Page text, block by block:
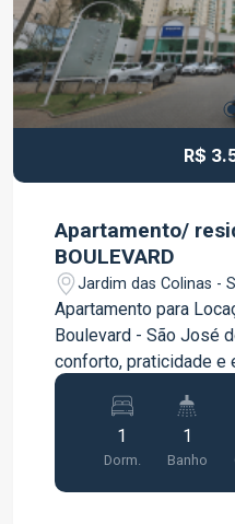
R$
Apartamento/
BOULEVARD
Jardim das Colinas -
Apartamento para
Boulevard - São José dos
conforto, praticidade e
Este apartamento é
imóvel pronto para
funcionais e equipado
dia a dia. O imóvel conta com 56,24 m² de área
privativa Cozinha
1
Dorm.
1
Banho